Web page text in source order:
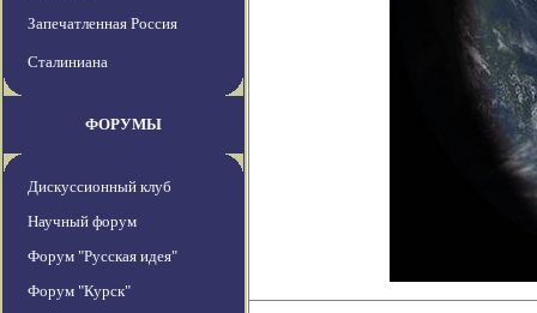
Запечатленная Россия
Сталиниана
ФОРУМЫ
Дискуссионный клуб
Научный форум
Форум "Русская идея"
Форум "Курск"